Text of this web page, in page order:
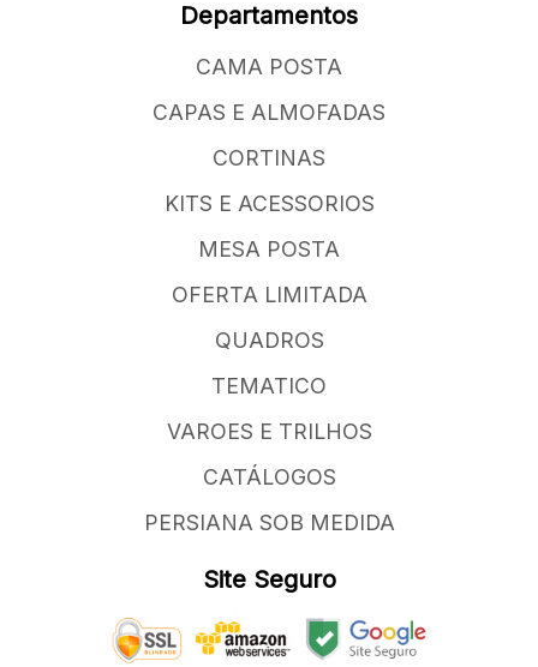
Departamentos
CAMA POSTA
CAPAS E ALMOFADAS
CORTINAS
KITS E ACESSORIOS
MESA POSTA
OFERTA LIMITADA
QUADROS
TEMATICO
VAROES E TRILHOS
CATÁLOGOS
PERSIANA SOB MEDIDA
Site Seguro